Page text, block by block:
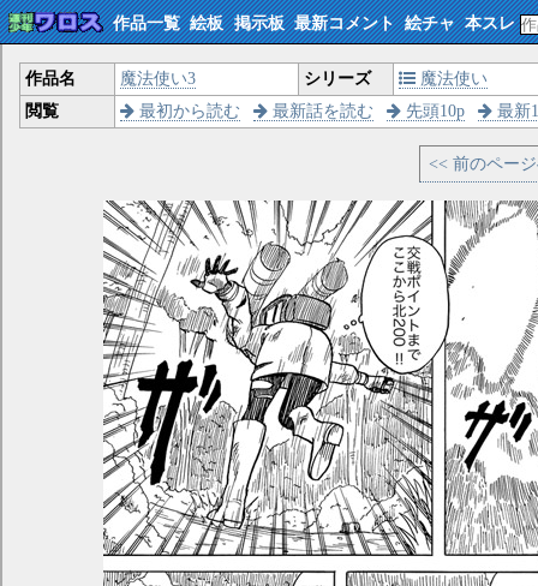
作品一覧 絵板 掲示板 最新コメント 絵チャ 本スレ
作品名 魔法使い3 シリーズ
魔法使い
閲覧
最初から読む 最新話を読む 先頭10p 最新
<< 前のペー